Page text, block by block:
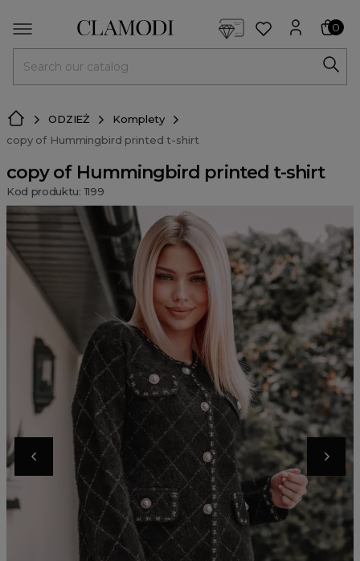
0
ODZIEŻ
Komplety
copy of Hummingbird printed t-shirt
copy of Hummingbird printed t-shirt
Kod produktu: 1199